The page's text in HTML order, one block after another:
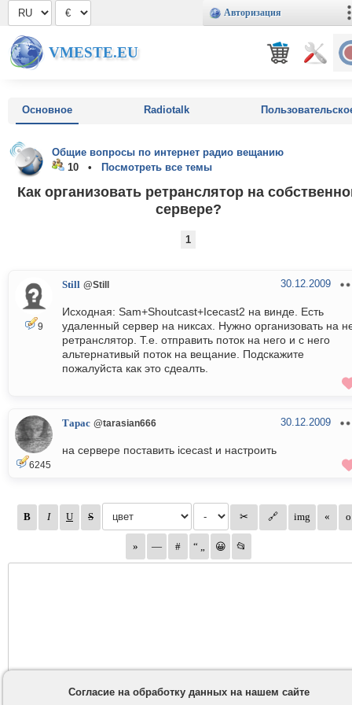
Авторизация
VMESTE.EU
Основное Radiotalk
Общие вопросы по интернет радио вещанию
10 •
Посмотреть все темы
Как организовать ретранслятор на
сервере?
1
9
Still @Still 30.12.2009
Исходная: Sam+Shoutcast+Icecast2 на винде. Есть
удаленный сервер на никсах. Нужно организовать на
ретранслятор. Т.е. отправить поток на него и с него
альтернативый поток на вещание. Подскажите
пожалуйста как это сдеалть.
6245
Тарас @tarasian666 30.12.2009
на сервере поставить icecast и настроить
Согласие на обработку данных на нашем сайте